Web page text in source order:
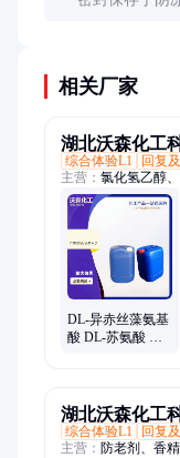
相关厂家
湖北沃森化工
综合体验L1
回复
主营： 氯化氢乙醇
萃取剂、HTPB、防
DL-异赤丝藻氨基
酸 DL-苏氨酸 含
湖北沃森化工
综合体验L1
回复
主营： 防老剂、香